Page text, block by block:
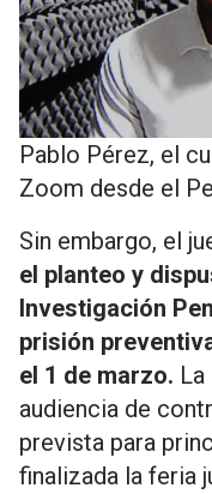
Pablo Pérez, el
Zoom desde el
Sin embargo, el
el planteo y
Investigación
prisión
el 1 de marzo.
audiencia de
prevista para
finalizada la feria